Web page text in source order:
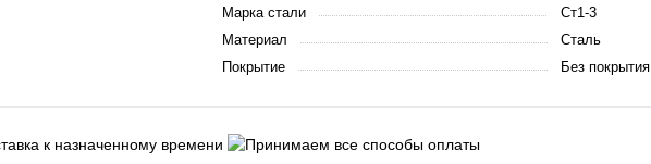
Марка стали
Ст1-3
Материал
Сталь
Покрытие
Без покрытия